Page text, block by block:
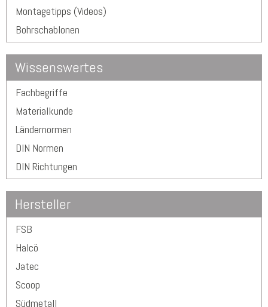
Montagetipps (Videos)
Bohrschablonen
Wissenswertes
Fachbegriffe
Materialkunde
Ländernormen
DIN Normen
DIN Richtungen
Hersteller
FSB
Halcö
Jatec
Scoop
Südmetall